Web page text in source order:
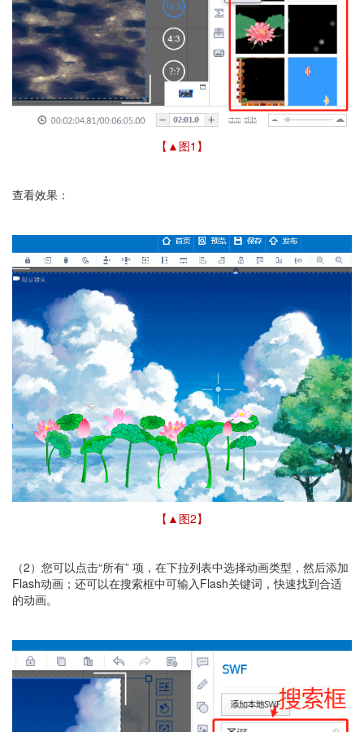
【▲图1】
查看效果：
【▲图2】
（2）您可以点击“所有” 项，在下拉列表中选择动画类型，然后添加
Flash动画；还可以在搜索框中可输入Flash关键词，快速找到合适
的动画。